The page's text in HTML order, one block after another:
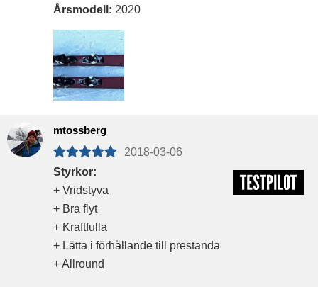
Årsmodell: 2020
mtossberg
2018-03-06
Styrkor:
+ Vridstyva
+ Bra flyt
+ Kraftfulla
+ Lätta i förhållande till prestanda
+ Allround